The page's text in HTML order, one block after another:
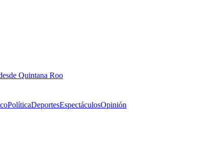
Quintana Roo
PolíticaDeportesEspectáculosOpinión